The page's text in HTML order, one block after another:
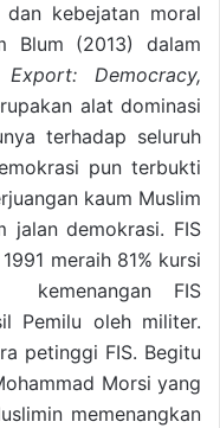
kebejatan moral
Blum (2013) dalam
Export: Democracy,
alat dominasi
terhadap seluruh
pun terbukti
kaum Muslim
jalan demokrasi. FIS
meraih 81% kursi
kemenangan FIS
Pemilu oleh militer.
petinggi FIS. Begitu
Morsi yang
memenangkan